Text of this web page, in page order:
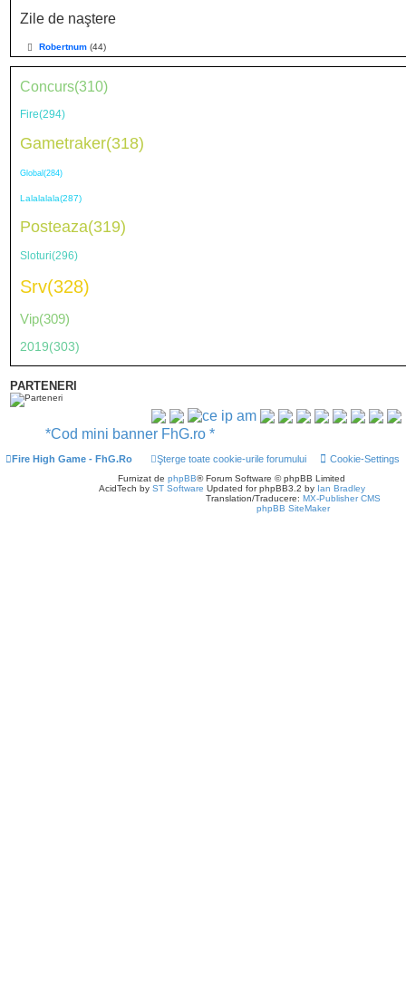
Zile de naştere
Robertnum (44)
Concurs(310)
Fire(294)
Gametraker(318)
Global(284)
Lalalalala(287)
Posteaza(319)
Sloturi(296)
Srv(328)
Vip(309)
2019(303)
PARTENERI
*Cod mini banner FhG.ro *
Fire High Game - FhG.Ro Cookie-Settings
Şterge toate cookie-urile forumului
Furnizat de phpBB® Forum Software © phpBB Limited
AcidTech by ST Software Updated for phpBB3.2 by Ian Bradley
Translation/Traducere: MX-Publisher CMS
phpBB SiteMaker